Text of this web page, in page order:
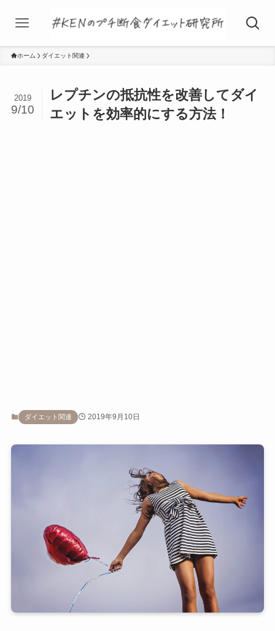
ホーム ダイエット関連
レプチンの抵抗性を改善してダイ
エットを効率的にする方法！
2019
9/10
ダイエット関連 2019年9月10日